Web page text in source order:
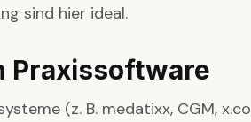
sind hier ideal.
Praxissoftware
(z. B. medatixx, CGM,